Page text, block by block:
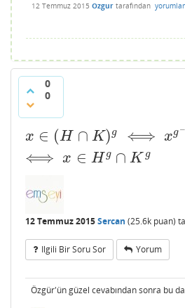
12 Temmuz 2015 Ozgur tarafından
0
0
x ∈ (H ∩ K)g ⟺ xg−
⟺ x ∈ H g ∩ K g
x∈(H∩K) g⟺xg− 1∈H∩ K⟺
12 Temmuz 2015Sercan (25.6k puan)
Ilgili Bir Soru Sor Yorum
Özgür'ün güzel cevabından sonra bu